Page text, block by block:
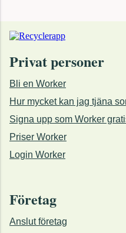
Privat personer
Bli en Worker
Hur mycket kan jag tjäna
Signa upp som Worker
Priser Worker
Login Worker
Företag
Anslut företag